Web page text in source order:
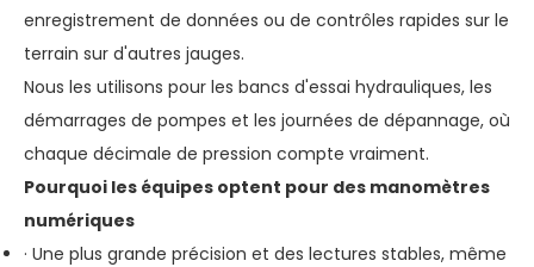
enregistrement de données ou de contrôles rapides sur le
terrain sur d'autres jauges.
Nous les utilisons pour les bancs d'essai hydrauliques, les
démarrages de pompes et les journées de dépannage, où
chaque décimale de pression compte vraiment.
Pourquoi les équipes optent pour des manomètres
numériques
· Une plus grande précision et des lectures stables, même